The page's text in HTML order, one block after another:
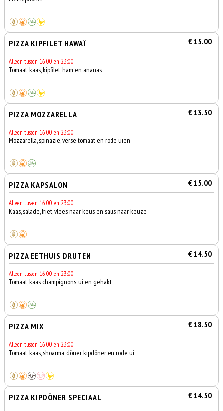
PIZZA KIPFILET HAWAÏ € 15.00
Alleen tussen 16:00 en 23:00
Tomaat, kaas, kipfilet, ham en ananas
PIZZA MOZZARELLA € 13.50
Alleen tussen 16:00 en 23:00
Mozzarella, spinazie, verse tomaat en rode uien
PIZZA KAPSALON € 15.00
Alleen tussen 16:00 en 23:00
Kaas, salade, friet, vlees naar keus en saus naar keuze
PIZZA EETHUIS DRUTEN € 14.50
Alleen tussen 16:00 en 23:00
Tomaat, kaas champignons, ui en gehakt
PIZZA MIX € 18.50
Alleen tussen 16:00 en 23:00
Tomaat, kaas, shoarma, döner, kipdöner en rode ui
PIZZA KIPDÖNER SPECIAAL € 14.50